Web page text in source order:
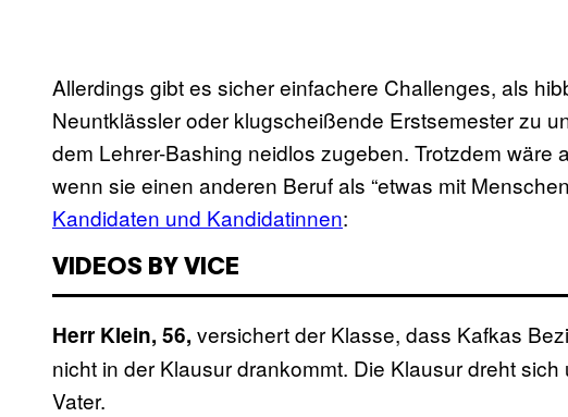
Allerdings gibt es sicher einfachere Challenges, als
Neuntklässler oder klugscheißende Erstsemester zu
dem Lehrer-Bashing neidlos zugeben. Trotzdem wäre
wenn sie einen anderen Beruf als “etwas mit
Kandidaten und Kandidatinnen:
VIDEOS BY VICE
Herr Klein, 56, versichert der Klasse, dass Kafkas
nicht in der Klausur drankommt. Die Klausur dreht
Vater.